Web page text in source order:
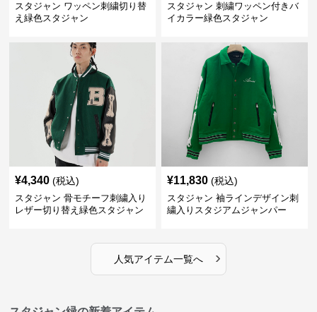
スタジャン ワッペン刺繍切り替
え緑色スタジャン
スタジャン 刺繍ワッペン付きバ
イカラー緑色スタジャン
¥4,340 (税込)
スタジャン 骨モチーフ刺繍入り
レザー切り替え緑色スタジャン
¥11,830 (税込)
スタジャン 袖ラインデザイン刺
繍入りスタジアムジャンパー
人気アイテム一覧へ ›